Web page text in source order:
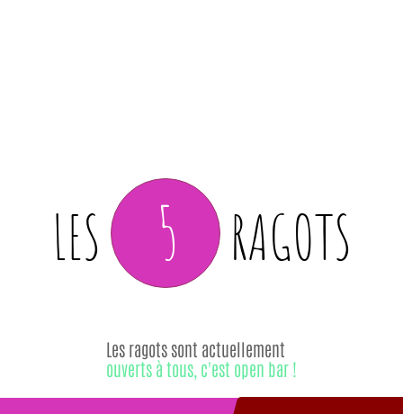
LES 5 RAGOTS
Les ragots sont actuellement
ouverts à tous, c'est open bar !